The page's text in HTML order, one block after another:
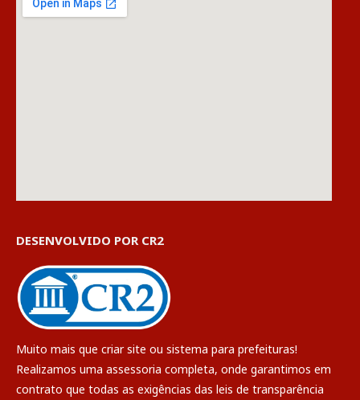
DESENVOLVIDO POR CR2
Muito mais que criar site ou sistema para prefeituras!
Realizamos uma assessoria completa, onde garantimos em
contrato que todas as exigências das leis de transparência